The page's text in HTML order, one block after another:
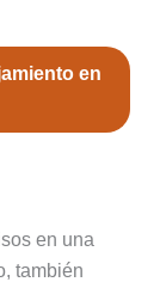
en
en una
también